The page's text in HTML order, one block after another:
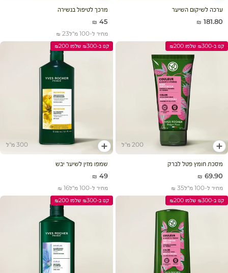
עגלת קניות
ערכה לשיקום השיער
מחיר מבצע
181.80 ₪
מרכך לטיפול בנשירה
מחיר מבצע
45 ₪
מחיר ל-100 מ״ל 23 ₪
קנו ב-₪300 שלמו ₪200
200 מ"ל
הוסף לעגלה
מסכת חומץ פטל לברק
מחיר מבצע
69.90 ₪
מחיר ל-100 מ״ל 35 ₪
קנו ב-₪300 שלמו ₪200
300 מ"ל
הוסף לעגלה
שמפו מזין לשיער יבש
מחיר מבצע
49 ₪
מחיר ל-100 מ״ל 16 ₪
קנו ב-₪300 שלמו ₪200 קנו ב-₪300 שלמו ₪200